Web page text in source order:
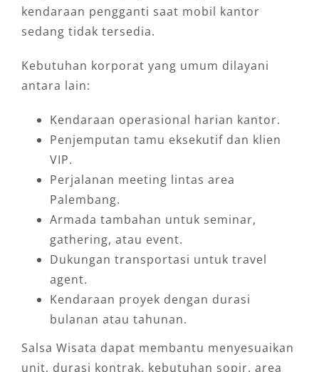
kendaraan pengganti saat mobil kantor
sedang tidak tersedia.
Kebutuhan korporat yang umum dilayani
antara lain:
Kendaraan operasional harian kantor.
Penjemputan tamu eksekutif dan klien
VIP.
Perjalanan meeting lintas area
Palembang.
Armada tambahan untuk seminar,
gathering, atau event.
Dukungan transportasi untuk travel
agent.
Kendaraan proyek dengan durasi
bulanan atau tahunan.
Salsa Wisata dapat membantu menyesuaikan
unit, durasi kontrak, kebutuhan sopir, area